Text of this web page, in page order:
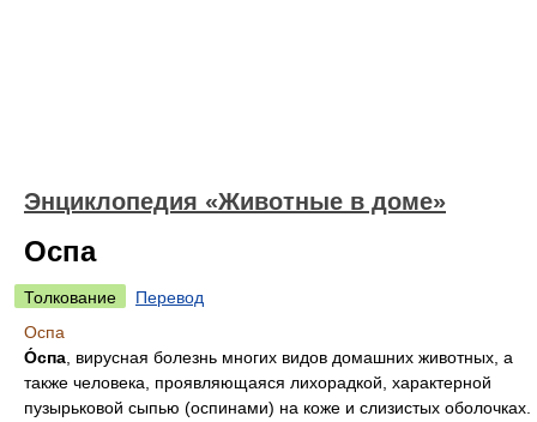
Энциклопедия «Животные в доме»
Оспа
Толкование
Перевод
Оспа
О́спа , вирусная болезнь многих видов домашних животных, а
также человека, проявляющаяся лихорадкой, характерной
пузырьковой сыпью (оспинами) на коже и слизистых оболочках.